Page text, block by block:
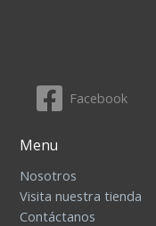
Facebook
Menu
Nosotros
Visita nuestra tienda
Contáctanos